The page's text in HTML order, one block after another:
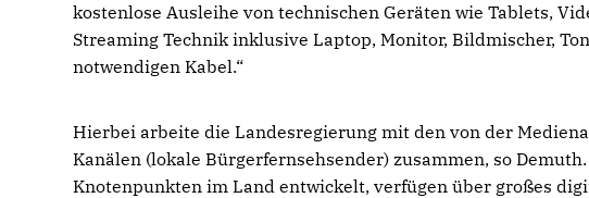
kostenlose Ausleihe von technischen Geräten wie Tablets,
Streaming Technik inklusive Laptop, Monitor, Bildmischer,
notwendigen Kabel.“
Hierbei arbeite die Landesregierung mit den von der
Kanälen (lokale Bürgerfernsehsender) zusammen, so
Knotenpunkten im Land entwickelt, verfügen über großes